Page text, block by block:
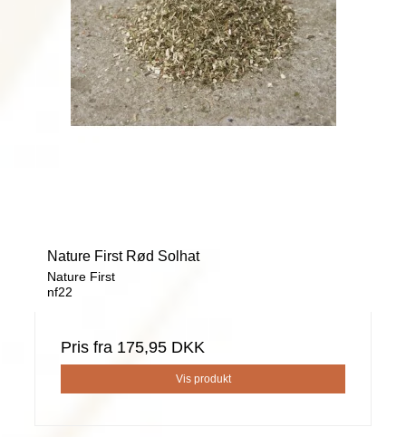
Nature First Rød Solhat
Nature First
nf22
Pris fra 175,95 DKK
Vis produkt